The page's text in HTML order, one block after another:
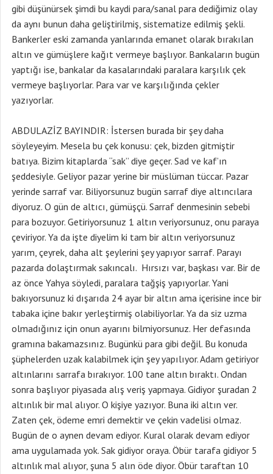
gibi düşünürsek şimdi bu kaydi para/sanal para dediğimiz olay
da aynı bunun daha geliştirilmiş, sistematize edilmiş şekli.
Bankerler eski zamanda yanlarında emanet olarak bırakılan
altın ve gümüşlere kağıt vermeye başlıyor. Bankaların bugün
yaptığı ise, bankalar da kasalarındaki paralara karşılık çek
vermeye başlıyorlar. Para var ve karşılığında çekler
yazıyorlar.
ABDULAZİZ BAYINDIR: İstersen burada bir şey daha
söyleyeyim. Mesela bu çek konusu: çek, bizden gitmiştir
batıya. Bizim kitaplarda “sak” diye geçer. Sad ve kaf’ın
şeddesiyle. Geliyor pazar yerine bir müslüman tüccar. Pazar
yerinde sarraf var. Biliyorsunuz bugün sarraf diye altıncılara
diyoruz. O gün de altıcı, gümüşçü. Sarraf denmesinin sebebi
para bozuyor. Getiriyorsunuz 1 altın veriyorsunuz, onu paraya
çeviriyor. Ya da işte diyelim ki tam bir altın veriyorsunuz
yarım, çeyrek, daha alt şeylerini şey yapıyor sarraf. Parayı
pazarda dolaştırmak sakıncalı. Hırsızı var, başkası var. Bir de
az önce Yahya söyledi, paralara tağşiş yapıyorlar. Yani
bakıyorsunuz ki dışarıda 24 ayar bir altın ama içerisine ince bir
tabaka içine bakır yerleştirmiş olabiliyorlar. Ya da siz uzma
olmadığınız için onun ayarını bilmiyorsunuz. Her defasında
gramına bakamazsınız. Bugünkü para gibi değil. Bu konuda
şüphelerden uzak kalabilmek için şey yapılıyor. Adam getiriyor
altınlarını sarrafa bırakıyor. 100 tane altın bıraktı. Ondan
sonra başlıyor piyasada alış veriş yapmaya. Gidiyor şuradan 2
altınlık bir mal alıyor. O kişiye yazıyor. Buna iki altın ver.
Zaten çek, ödeme emri demektir ve çekin vadelisi olmaz.
Bugün de o aynen devam ediyor. Kural olarak devam ediyor
ama uygulamada yok. Sak gidiyor oraya. Öbür tarafa gidiyor 5
altınlık mal alıyor, şuna 5 alın öde diyor. Öbür taraftan 10